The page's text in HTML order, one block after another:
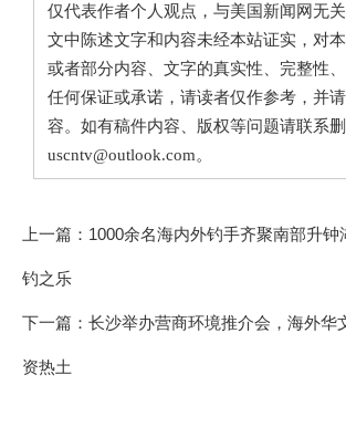
仅代表作者个人观点，与美国新闻网无
文中陈述文字和内容未经本站证实，对
或者部分内容、文字的真实性、完整性
任何保证或承诺，请读者仅作参考，并
容。如有稿件内容、版权等问题请联系
uscntv@outlook.com。
上一篇： 1000余名海内外钓手齐聚南部升钟
钓之乐
下一篇： 长沙举办营商环境推介会，海外华
资热土